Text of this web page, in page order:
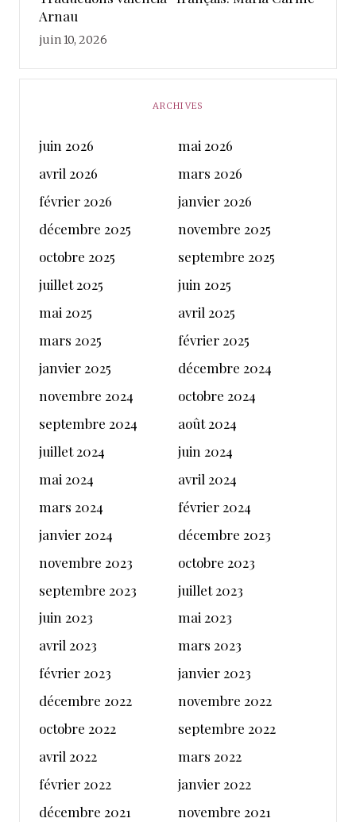
Arnau
juin 10, 2026
ARCHIVES
juin 2026
mai 2026
avril 2026
mars 2026
février 2026
janvier 2026
décembre 2025
novembre 2025
octobre 2025
septembre 2025
juillet 2025
juin 2025
mai 2025
avril 2025
mars 2025
février 2025
janvier 2025
décembre 2024
novembre 2024
octobre 2024
septembre 2024
août 2024
juillet 2024
juin 2024
mai 2024
avril 2024
mars 2024
février 2024
janvier 2024
décembre 2023
novembre 2023
octobre 2023
septembre 2023
juillet 2023
juin 2023
mai 2023
avril 2023
mars 2023
février 2023
janvier 2023
décembre 2022
novembre 2022
octobre 2022
septembre 2022
avril 2022
mars 2022
février 2022
janvier 2022
décembre 2021
novembre 2021